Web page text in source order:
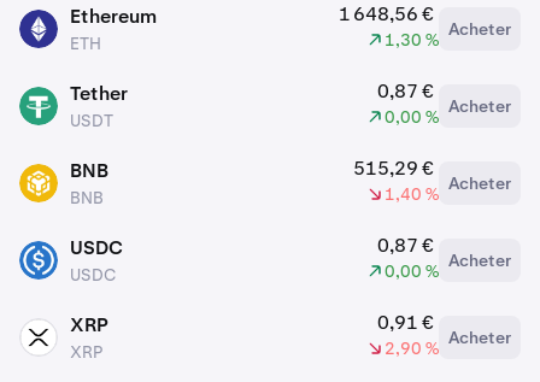
ETH Ethereum
ETH
1 648,56 €
1,30 %
Acheter
USDT Tether
USDT
0,87 €
0,00 %
Acheter
BNB BNB
BNB
515,29 €
1,40 %
Acheter
USDC USDC
USDC
0,87 €
0,00 %
Acheter
XRP XRP
XRP
0,91 €
2,90 %
Acheter